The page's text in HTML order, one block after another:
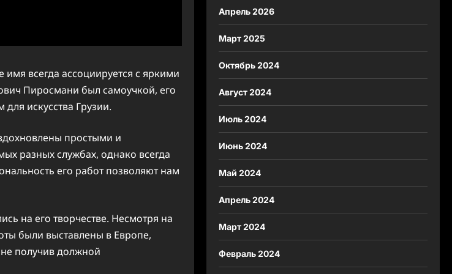
всегда ассоциируется с яркими
Пиросмани был самоучкой, его
искусства Грузии.
простыми и
разных службах, однако всегда
его работ позволяют нам
на его творчестве. Несмотря на
были выставлены в Европе,
получив должной
Апрель 2026
Март 2025
Октябрь 2024
Август 2024
Июль 2024
Июнь 2024
Май 2024
Апрель 2024
Март 2024
Февраль 2024